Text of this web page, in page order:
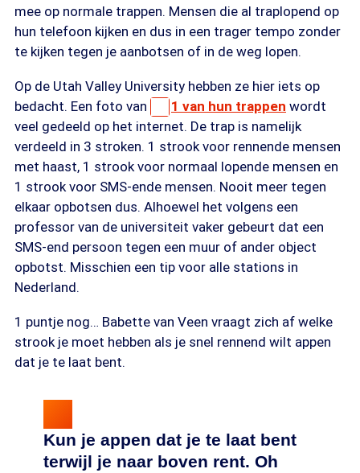
mee op normale trappen. Mensen die al traplopend op
hun telefoon kijken en dus in een trager tempo zonder
te kijken tegen je aanbotsen of in de weg lopen.
Op de Utah Valley University hebben ze hier iets op
bedacht. Een foto van
1 van hun trappen wordt
veel gedeeld op het internet. De trap is namelijk
verdeeld in 3 stroken. 1 strook voor rennende mensen
met haast, 1 strook voor normaal lopende mensen en
1 strook voor SMS-ende mensen. Nooit meer tegen
elkaar opbotsen dus. Alhoewel het volgens een
professor van de universiteit vaker gebeurt dat een
SMS-end persoon tegen een muur of ander object
opbotst. Misschien een tip voor alle stations in
Nederland.
1 puntje nog… Babette van Veen vraagt zich af welke
strook je moet hebben als je snel rennend wilt appen
dat je te laat bent.
Kun je appen dat je te laat bent
terwijl je naar boven rent. Oh